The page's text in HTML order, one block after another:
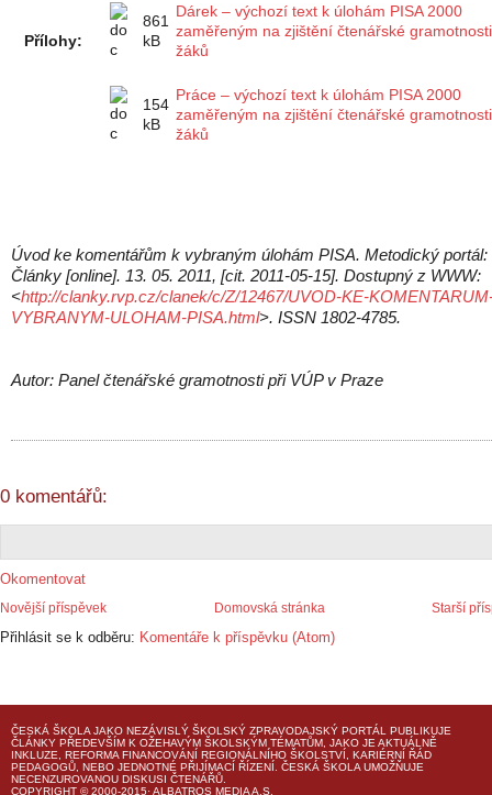
Přílohy:
861
kB
Dárek – výchozí text k úlohám PISA 2000
zaměřeným na zjištění čtenářské gramotnosti
žáků
154
kB
Práce – výchozí text k úlohám PISA 2000
zaměřeným na zjištění čtenářské gramotnosti
žáků
Úvod ke komentářům k vybraným úlohám PISA. Metodický portál:
Články [online]. 13. 05. 2011, [cit. 2011-05-15]. Dostupný z WWW:
<http://clanky.rvp.cz/clanek/c/Z/12467/UVOD-KE-
VYBRANYM-ULOHAM-PISA.html>. ISSN 1802-4785.
Autor: Panel čtenářské gramotnosti při VÚP v Praze
0 komentářů:
Okomentovat
Novější příspěvek Starší
Domovská stránka
Přihlásit se k odběru: Komentáře k příspěvku (Atom)
ČESKÁ ŠKOLA JAKO NEZÁVISLÝ ŠKOLSKÝ ZPRAVODAJSKÝ PORTÁL PUBLIKUJE
ČLÁNKY PŘEDEVŠÍM K OŽEHAVÝM ŠKOLSKÝM TÉMATŮM, JAKO JE AKTUÁLNĚ
INKLUZE, REFORMA FINANCOVÁNÍ REGIONÁLNÍHO ŠKOLSTVÍ, KARIÉRNÍ ŘÁD
PEDAGOGŮ, NEBO JEDNOTNÉ PŘIJÍMACÍ ŘÍZENÍ. ČESKÁ ŠKOLA UMOŽŇUJE
NECENZUROVANOU DISKUSI ČTENÁŘŮ.
COPYRIGHT © 2000-2015· ALBATROS MEDIA A.S.